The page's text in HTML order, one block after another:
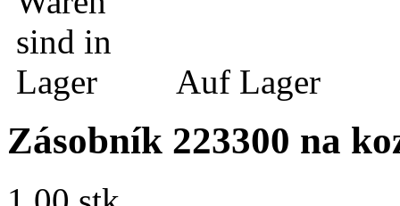
Auf Lager
Zásobník 223300 na